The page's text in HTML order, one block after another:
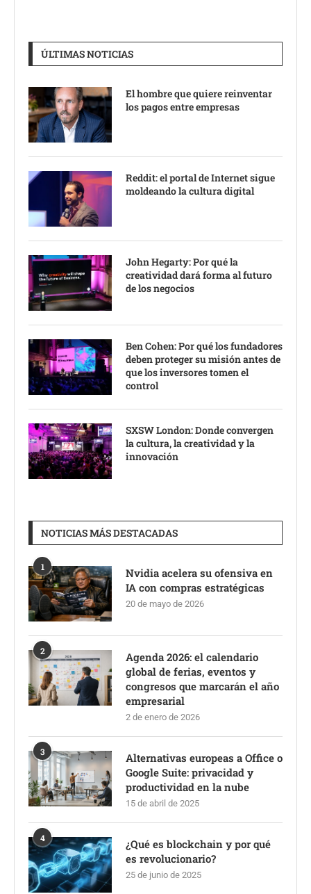
ÚLTIMAS NOTICIAS
El hombre que quiere reinventar
los pagos entre empresas
Reddit: el portal de Internet sigue
moldeando la cultura digital
John Hegarty: Por qué la
creatividad dará forma al futuro
de los negocios
Ben Cohen: Por qué los fundadores
deben proteger su misión antes de
que los inversores tomen el
control
SXSW London: Donde convergen
la cultura, la creatividad y la
innovación
NOTICIAS MÁS DESTACADAS
1
Nvidia acelera su ofensiva en
IA con compras estratégicas
20 de mayo de 2026
2
Agenda 2026: el calendario
global de ferias, eventos y
congresos que marcarán el año
empresarial
2 de enero de 2026
3
Alternativas europeas a Office o
Google Suite: privacidad y
productividad en la nube
15 de abril de 2025
4
¿Qué es blockchain y por qué
es revolucionario?
25 de junio de 2025